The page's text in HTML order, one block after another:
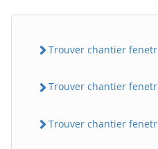
Trouver chantier
Trouver chantier
Trouver chantier